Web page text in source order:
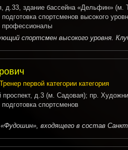
д.33, здание бассейна «Дельфин» (м.
спортсменов высокого
профессионалы
спортсмен высокого уровня.
первой категории категория
проспект, д.3 (м. Садовая); пр.
спортсменов
входящего в состав